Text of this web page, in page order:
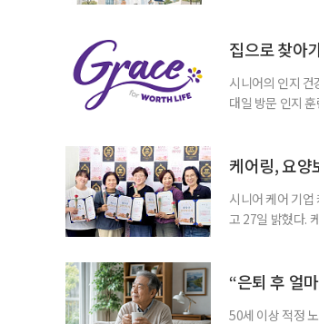
계하다’를 주제
집으로 찾아
시니어의 인지
대일 방문 인지
사용하는 자체 개
케어링, 요양
시니어 케어 기업
고 27일 밝혔다.
점에서 선정된 요
“은퇴 후 얼
50세 이상 적정